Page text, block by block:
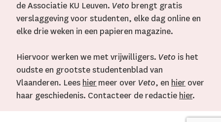
de Associatie KU Leuven. Veto brengt gratis
verslaggeving voor studenten, elke dag online en
elke drie weken in een papieren magazine.
Hiervoor werken we met vrijwilligers. Veto is het
oudste en grootste studentenblad van
Vlaanderen. Lees hier meer over Veto, en hier over
haar geschiedenis. Contacteer de redactie hier.